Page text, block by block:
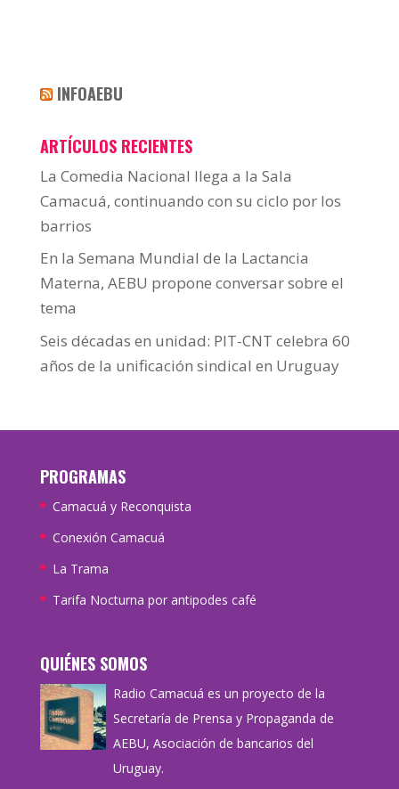
INFOAEBU
ARTÍCULOS RECIENTES
La Comedia Nacional llega a la Sala
Camacuá, continuando con su ciclo por los
barrios
En la Semana Mundial de la Lactancia
Materna, AEBU propone conversar sobre el
tema
Seis décadas en unidad: PIT-CNT celebra 60
años de la unificación sindical en Uruguay
PROGRAMAS
Camacuá y Reconquista
Conexión Camacuá
La Trama
Tarifa Nocturna por antipodes café
QUIÉNES SOMOS
Radio Camacuá es un proyecto de la
Secretaría de Prensa y Propaganda de
AEBU, Asociación de bancarios del
Uruguay.